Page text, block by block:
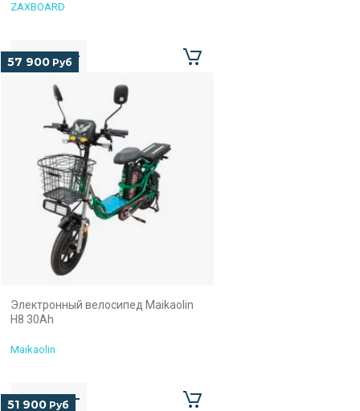
ZAXBOARD
57 900 Руб
Электронный велосипед Maikaolin
H8 30Ah
Maikaolin
51 900 Руб